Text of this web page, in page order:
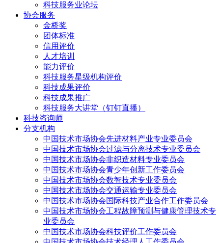
科技服务业论坛
协会服务
金桥奖
团体标准
信用评价
人才培训
能力评价
科技服务星级机构评价
科技成果评价
科技成果推广
科技服务大讲堂（钉钉直播）
科技咨询师
分支机构
中国技术市场协会先进材料产业专业委员会
中国技术市场协会过滤与分离技术专业委员会
中国技术市场协会非织造材料专业委员会
中国技术市场协会青少年创新工作委员会
中国技术市场协会数智技术专业委员会
中国技术市场协会交通运输专业委员会
中国技术市场协会国际科技产业合作工作委员会
中国技术市场协会工程故障预测与健康管理技术专
业委员会
中国技术市场协会科技评价工作委员会